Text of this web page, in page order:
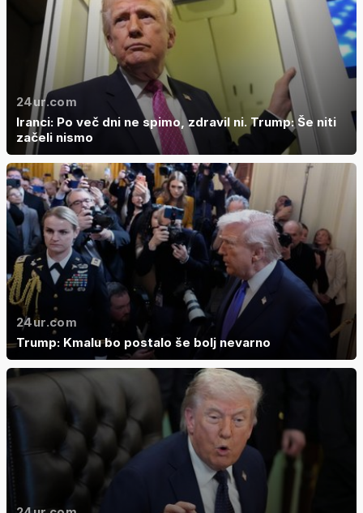
24ur.com
Iranci: Po več dni ne spimo, zdravil ni. Trump: Še niti
začeli nismo
24ur.com
Trump: Kmalu bo postalo še bolj nevarno